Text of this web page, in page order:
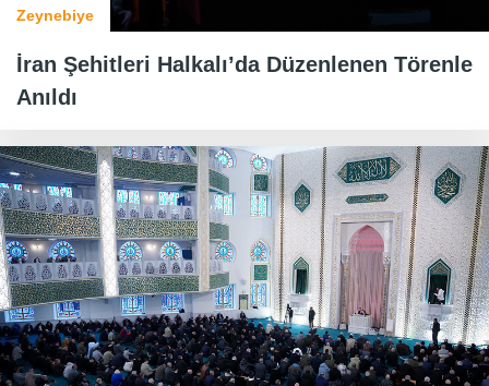
Zeynebiye
İran Şehitleri Halkalı’da Düzenlenen Törenle
Anıldı